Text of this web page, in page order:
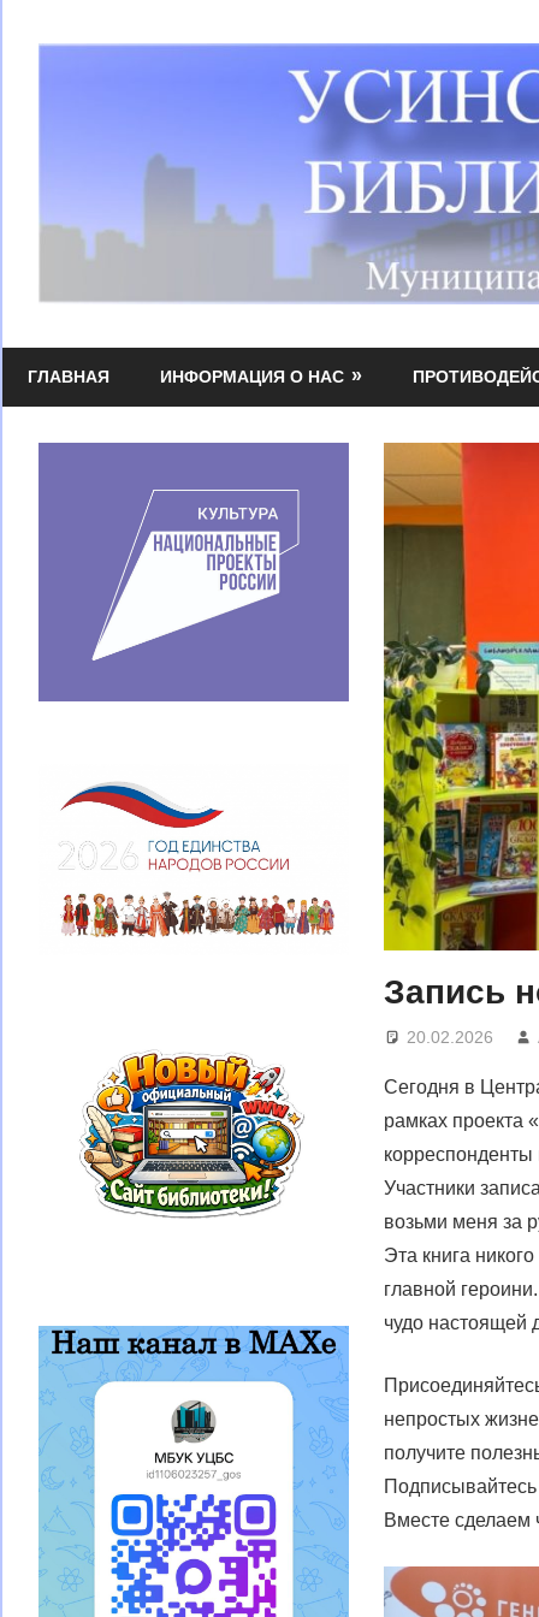
МБУК
УЦБС
библиотечная
ГЛАВНАЯ ИНФОРМАЦИЯ О НАС
Запись
20.02.2026
Сегодня в
рамках проекта
корреспонденты
Участники
возьми меня за
Эта книга
главной
чудо настоящей
непростых
получите
Вместе сделаем